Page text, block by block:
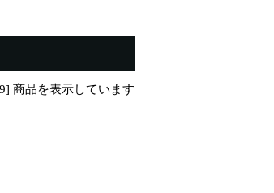
商品を表示しています